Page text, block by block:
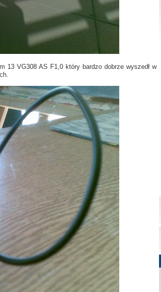
13 VG308 AS F1,0 który bardzo dobrze wyszedł w